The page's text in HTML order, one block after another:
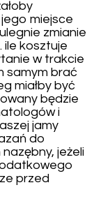
miejsce
zmianie
ile kosztuje
w trakcie
samym brać
miałby być
będzie
i
jamy
do
jeżeli
przed